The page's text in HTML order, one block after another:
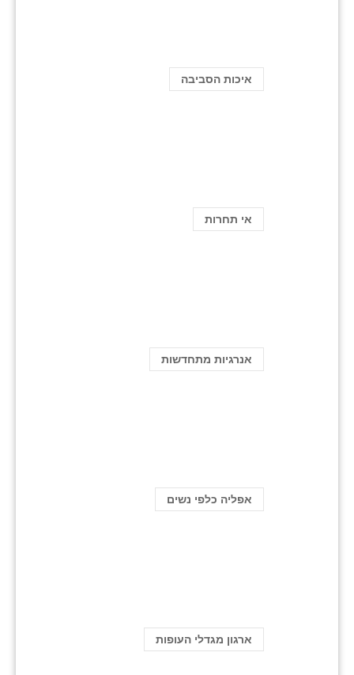
איכות הסביבה
אי תחרות
אנרגיות מתחדשות
אפליה כלפי נשים
ארגון מגדלי העופות